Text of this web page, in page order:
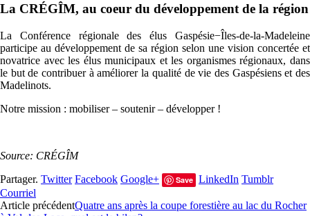
La CRÉGÎM, au coeur du développement de la région
La Conférence régionale des élus Gaspésie−Îles-de-la-Madeleine
participe au développement de sa région selon une vision concertée et
novatrice avec les élus municipaux et les organismes régionaux, dans
le but de contribuer à améliorer la qualité de vie des Gaspésiens et des
Madelinots.
Notre mission : mobiliser – soutenir – développer !
Source: CRÉGÎM
Partager. Twitter Facebook Google+ Save LinkedIn Tumblr
Courriel
Article précédentQuatre ans après la coupe forestière au lac du Rocher